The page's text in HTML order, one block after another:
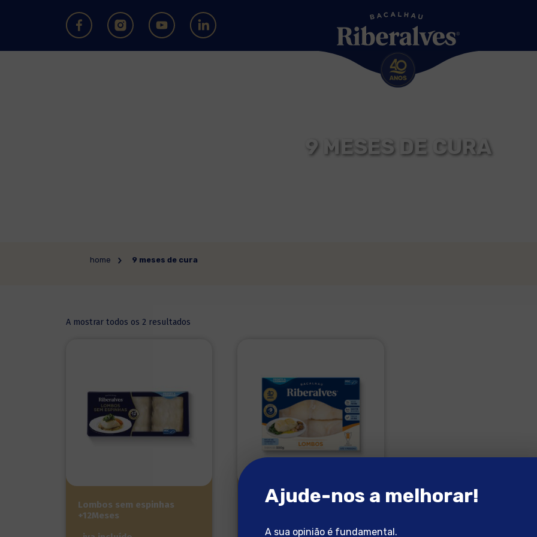
9 MESES DE CURA
home 9 meses de cura
A mostrar todos os 2 resultados
Lombos sem espinhas
+12Meses
Lombos de Bacalhau +9Meses
iva incluído
Ajude-nos a melhorar!
A sua opinião é fundamental.